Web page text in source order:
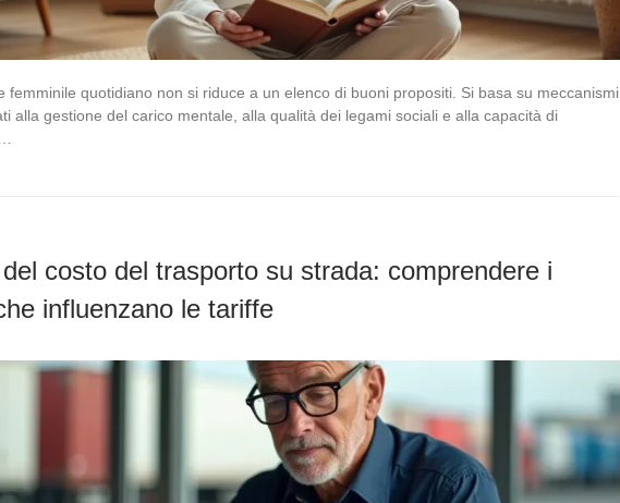
femminile quotidiano non si riduce a un elenco di buoni propositi. Si basa su meccanismi
alla gestione del carico mentale, alla qualità dei legami sociali e alla capacità di
costo del trasporto su strada: comprendere i
influenzano le tariffe